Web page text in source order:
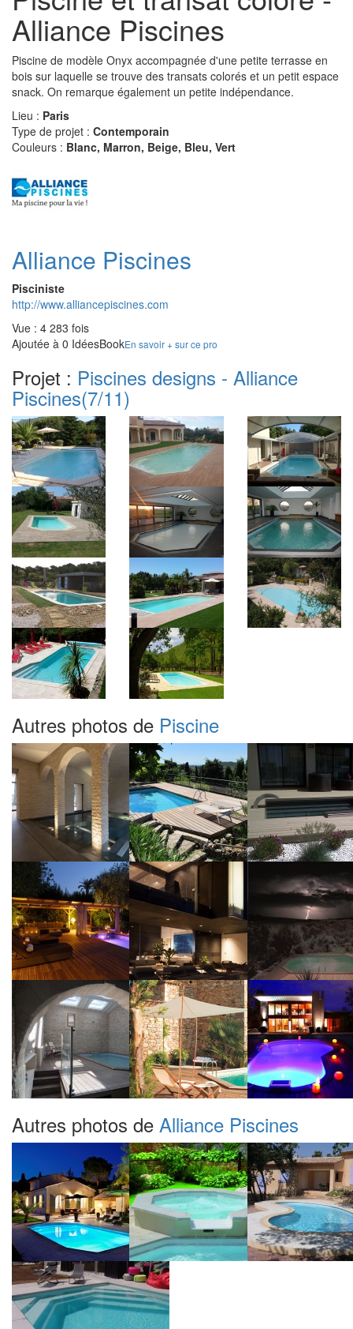
Alliance Piscines
Piscine de modèle Onyx accompagnée d'une petite terrasse en
bois sur laquelle se trouve des transats colorés et un petit espace
snack. On remarque également un petite indépendance.
Lieu : Paris
Type de projet : Contemporain
Couleurs : Blanc, Marron, Beige, Bleu, Vert
Alliance Piscines
Pisciniste
http://www.alliancepiscines.com
Vue : 4 283 fois
Ajoutée à 0 IdéesBookEn savoir + sur ce pro
Projet : Piscines designs - Alliance
Piscines(7/11)
Autres photos de Piscine
Autres photos de Alliance Piscines